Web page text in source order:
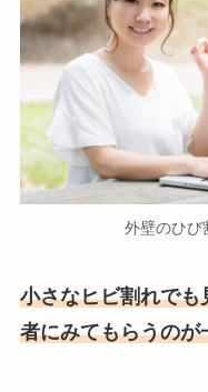
外壁のひび
小さなヒビ割れで
者にみてもらうのが